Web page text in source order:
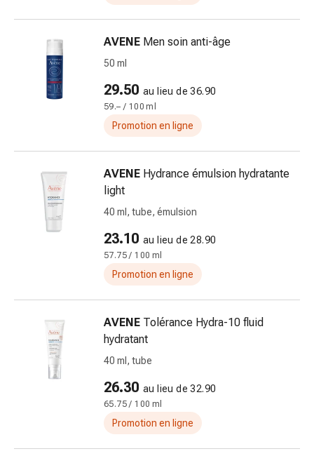
pansements
Pansements
plaies
Sprays
plaies
Bandes
plaies
adhésifs
Pommade
Tampons
AVENE Men soin anti-âge
50 ml
29.50 au lieu de 36.90
59.– / 100 ml
Promotion en ligne
AVENE Hydrance émulsion hydratante
light
40 ml, tube, émulsion
23.10 au lieu de 28.90
57.75 / 100 ml
Promotion en ligne
AVENE Tolérance Hydra-10 fluid
hydratant
40 ml, tube
26.30 au lieu de 32.90
65.75 / 100 ml
Promotion en ligne